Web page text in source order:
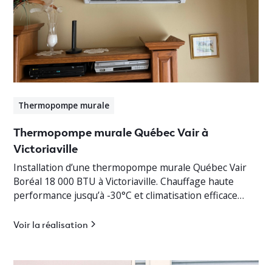
Thermopompe murale
Thermopompe murale Québec Vair à
Victoriaville
Installation d’une thermopompe murale Québec Vair
Boréal 18 000 BTU à Victoriaville. Chauffage haute
performance jusqu’à -30°C et climatisation efficace
Voir la réalisation